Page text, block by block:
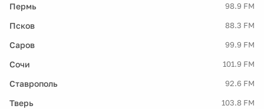
Пермь 98.9 FM
Псков 88.3 FM
Саров 99.9 FM
Сочи 101.9 FM
Ставрополь 92.6 FM
Тверь 103.8 FM